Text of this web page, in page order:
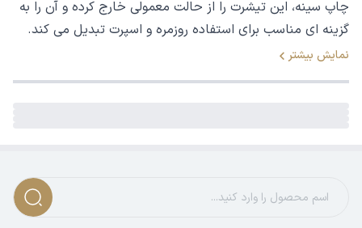
چاپ سینه، این تیشرت را از حالت معمولی خارج کرده و آن را به
گزینه ای مناسب برای استفاده روزمره و اسپرت تبدیل می کند.
نمایش بیشتر